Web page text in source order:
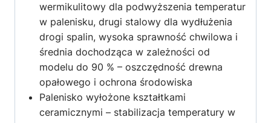
wermikulitowy dla podwyższenia temperatur
w palenisku, drugi stalowy dla wydłużenia
drogi spalin, wysoka sprawność chwilowa i
średnia dochodząca w zależności od
modelu do 90 % – oszczędność drewna
opałowego i ochrona środowiska
Palenisko wyłożone kształtkami
ceramicznymi – stabilizacja temperatury w